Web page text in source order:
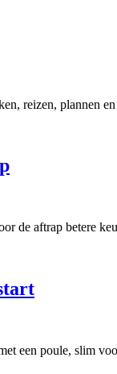
reizen, plannen
de aftrap betere
een poule, slim